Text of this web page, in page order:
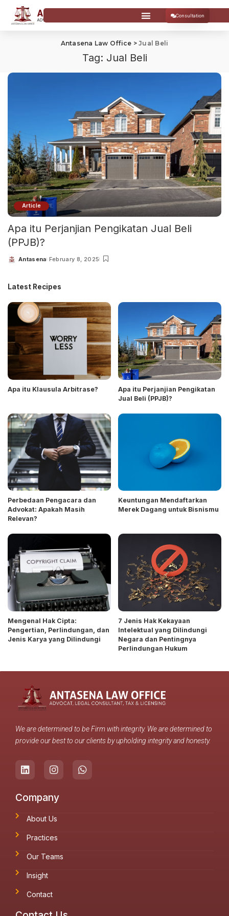
Consultation
Antasena Law Office >Jual Beli
Tag: Jual Beli
Article
Apa itu Perjanjian Pengikatan Jual Beli
(PPJB)?
Antasena February 8, 2025
Latest Recipes
Apa itu Klausula Arbitrase?
Apa itu Perjanjian Pengikatan
Jual Beli (PPJB)?
Perbedaan Pengacara dan
Advokat: Apakah Masih
Relevan?
Keuntungan Mendaftarkan
Merek Dagang untuk Bisnismu
Mengenal Hak Cipta:
Pengertian, Perlindungan, dan
Jenis Karya yang Dilindungi
7 Jenis Hak Kekayaan
Intelektual yang Dilindungi
Negara dan Pentingnya
Perlindungan Hukum
We are determined to be Firm with integrity. We are determined to
provide our best to our clients by upholding integrity and honesty.
Company
About Us
Practices
Our Teams
Insight
Contact